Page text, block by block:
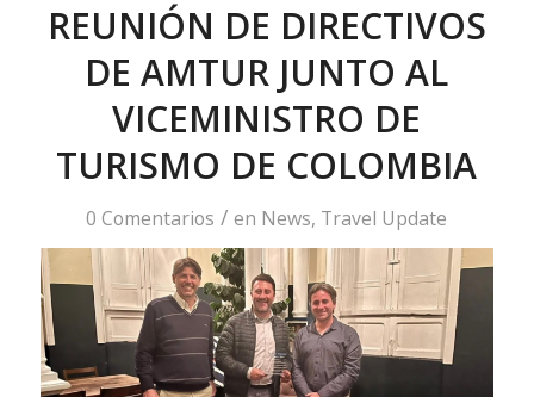
REUNIÓN DE DIRECTIVOS
DE AMTUR JUNTO AL
VICEMINISTRO DE
TURISMO DE COLOMBIA
0 Comentarios / en News, Travel Update